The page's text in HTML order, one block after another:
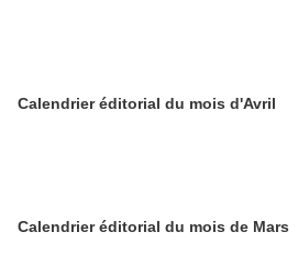
Calendrier éditorial du mois d'Avril
Calendrier éditorial du mois de Mars